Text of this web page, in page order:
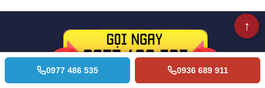
0977 486 535 0936 689 911